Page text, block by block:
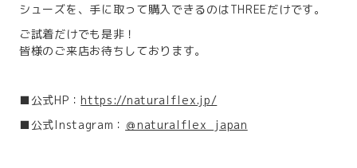
シューズを、手に取って購入できるのはTHREEだけです。
ご試着だけでも是非！
皆様のご来店お待ちしております。
■公式HP： https://naturalflex.jp/
■公式Instagram： ＠naturalflex_japan